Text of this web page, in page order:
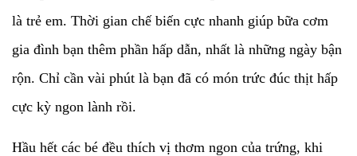
là trẻ em. Thời gian chế biến cực nhanh giúp bữa cơm
gia đình bạn thêm phần hấp dẫn, nhất là những ngày bận
rộn. Chỉ cần vài phút là bạn đã có món trức đúc thịt hấp
cực kỳ ngon lành rồi.
Hầu hết các bé đều thích vị thơm ngon của trứng, khi